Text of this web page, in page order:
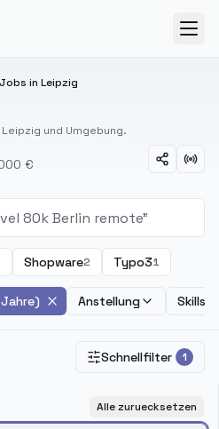
in Leipzig
und Umgebung.
€
Shopware2 Typo31
Anstellung Skills
Schnellfilter 1
Alle zuruecksetzen